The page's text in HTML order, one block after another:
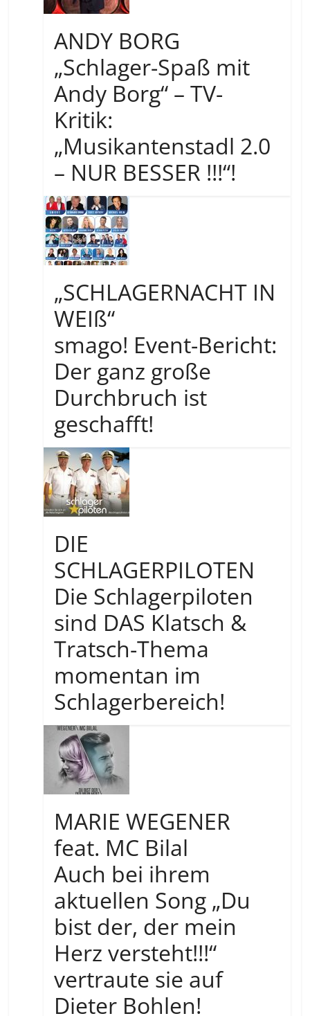
ANDY BORG
„Schlager-Spaß mit
Andy Borg“ – TV-
Kritik:
„Musikantenstadl 2.0
– NUR BESSER !!!“!
„SCHLAGERNACHT IN
WEIß“
smago! Event-Bericht:
Der ganz große
Durchbruch ist
geschafft!
DIE
SCHLAGERPILOTEN
Die Schlagerpiloten
sind DAS Klatsch &
Tratsch-Thema
momentan im
Schlagerbereich!
MARIE WEGENER
feat. MC Bilal
Auch bei ihrem
aktuellen Song „Du
bist der, der mein
Herz versteht!!!“
vertraute sie auf
Dieter Bohlen!